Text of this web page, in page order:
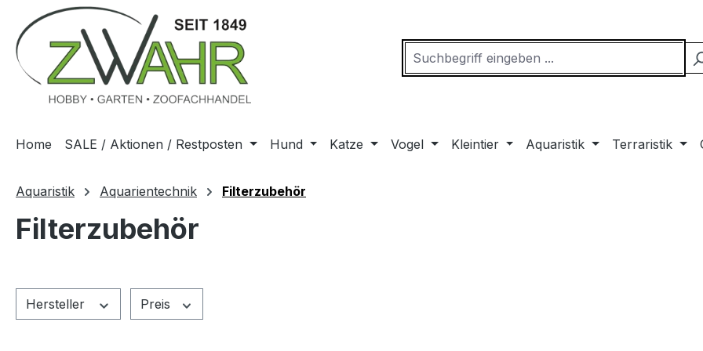
Hauptinhalt springen
Zur Suche springen
Zur Hauptnavigation springen
Home SALE / Aktionen / Restposten Hund Katze Vogel Kleintier Aquaristik Terraristik
Aquaristik Aquarientechnik Filterzubehör
Filterzubehör
Hersteller Preis